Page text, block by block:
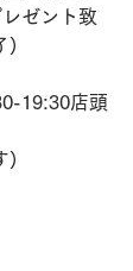
ゼント致
)
19:30店頭
)